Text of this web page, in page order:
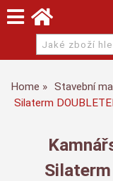
Home Stavební
Silaterm
Silaterm